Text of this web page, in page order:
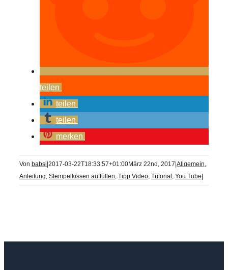
teilen
teilen
teilen
merken
Von babsi|2017-03-22T18:33:57+01:00März 22nd, 2017|Allgemein,
Anleitung, Stempelkissen auffüllen, Tipp Video, Tutorial, You Tube|